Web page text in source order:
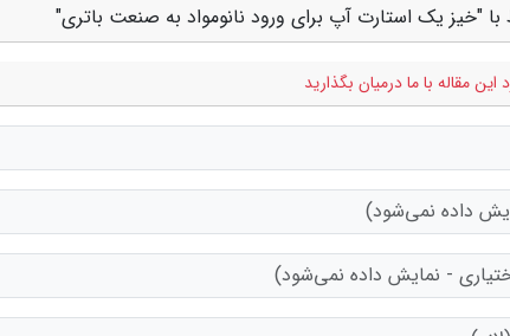
با "خیز یک استارت آپ برای ورود نانومواد به صنعت باتری"
مقاله با ما درمیان بگذارید